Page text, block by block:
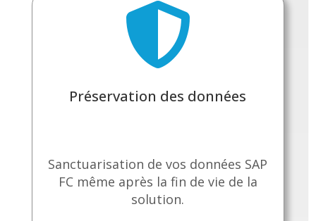

Préservation des données
Sanctuarisation de vos données SAP
FC même après la fin de vie de la
solution.